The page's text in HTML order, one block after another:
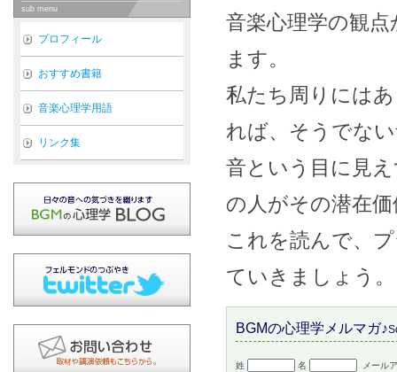
音楽心理学の観
ます。
私たち周りには
れば、そうでな
音という目に見
の人がその潜在
これを読んで、
ていきましょう。
BGMの心理学メルマガ♪
姓 名
メール
sub menu
プロフィール
おすすめ書籍
音楽心理学用語
リンク集